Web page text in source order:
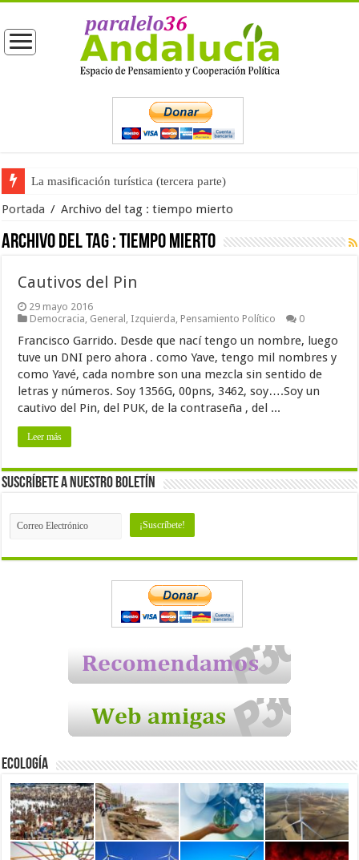
La masificación turística (tercera parte)
Portada / Archivo del tag :tiempo mierto
Archivo del tag :tiempo mierto
Cautivos del Pin
29 mayo 2016
Democracia, General , Izquierda, Pensamiento Político 0
Francisco Garrido. Desde que nací tengo un nombre, luego
tuve un DNI pero ahora . como Yave, tengo mil nombres y
como Yavé, cada nombre son una mezcla sin sentido de
letras y números. Soy 1356G, 00pns, 3462, soy….Soy un
cautivo del Pin, del PUK, de la contraseña , del ...
Leer más
Suscríbete a nuestro Boletín
Ecología